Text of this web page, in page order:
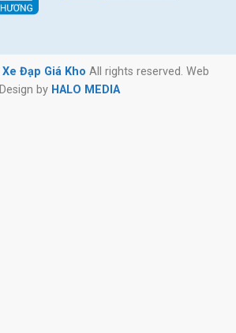
Xe Đạp Giá Kho All rights reserved. Web
Design by HALO MEDIA